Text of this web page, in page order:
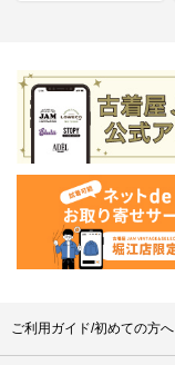
ご利用ガイド/初めての方へ